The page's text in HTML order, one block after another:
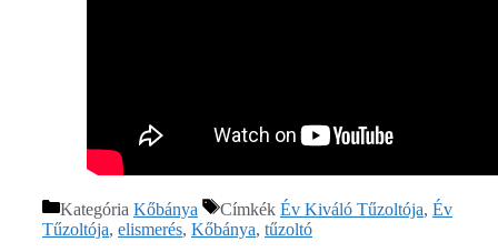
Kategória Kőbánya Címkék Év Kiváló Tűzoltója, Év
Tűzoltója, elismerés, Kőbánya, tűzoltó